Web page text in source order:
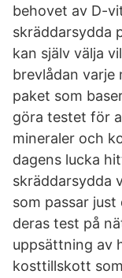
behovet av D-
skräddarsydda
kan själv välja
brevlådan varje
paket som
göra testet för
mineraler och
dagens lucka
skräddarsydda
som passar
deras test på
uppsättning av
kosttillskott